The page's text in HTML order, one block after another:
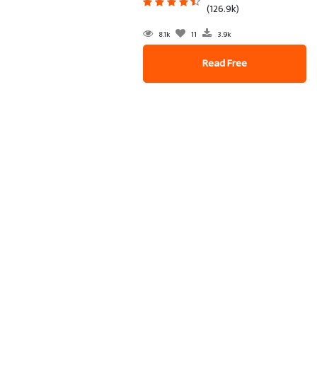
(126.9k)
8.1k 11 3.9k
Read Free